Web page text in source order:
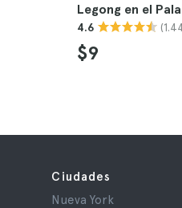
Legong en el
4.6
$9
Ciudades
Nueva York